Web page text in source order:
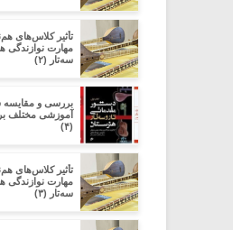
تأثیر کلاس‌های
مهارت نوازندگی
سه‌تار (۲)
بررسی و مقایسه
آموزشی مختلف
(۴)
تأثیر کلاس‌های
مهارت نوازندگی
سه‌تار (۳)